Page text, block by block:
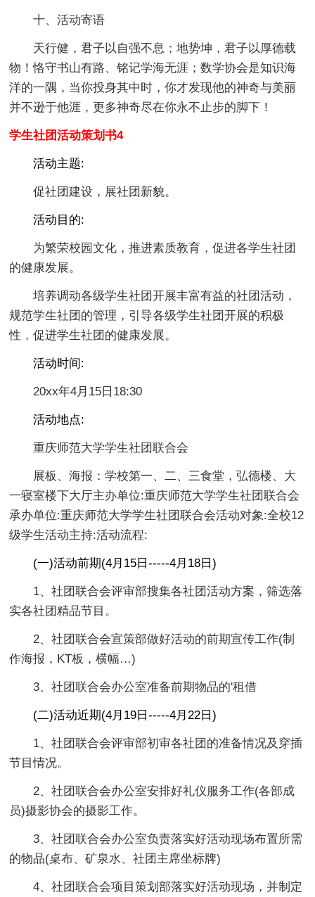
十、活动寄语
天行健，君子以自强不息；地势坤，君子以厚德载
物！恪守书山有路、铭记学海无涯；数学协会是知识海
洋的一隅，当你投身其中时，你才发现他的神奇与美丽
并不逊于他涯，更多神奇尽在你永不止步的脚下！
学生社团活动策划书4
活动主题:
促社团建设，展社团新貌。
活动目的:
为繁荣校园文化，推进素质教育，促进各学生社团
的健康发展。
培养调动各级学生社团开展丰富有益的社团活动，
规范学生社团的管理，引导各级学生社团开展的积极
性，促进学生社团的健康发展。
活动时间:
20xx年4月15日18:30
活动地点:
重庆师范大学学生社团联合会
展板、海报：学校第一、二、三食堂，弘德楼、大
一寝室楼下大厅主办单位:重庆师范大学学生社团联合会
承办单位:重庆师范大学学生社团联合会活动对象:全校12
级学生活动主持:活动流程:
(一)活动前期(4月15日-----4月18日)
1、社团联合会评审部搜集各社团活动方案，筛选落
实各社团精品节目。
2、社团联合会宣策部做好活动的前期宣传工作(制
作海报，KT板，横幅…)
3、社团联合会办公室准备前期物品的'租借
(二)活动近期(4月19日-----4月22日)
1、社团联合会评审部初审各社团的准备情况及穿插
节目情况。
2、社团联合会办公室安排好礼仪服务工作(各部成
员)摄影协会的摄影工作。
3、社团联合会办公室负责落实好活动现场布置所需
的物品(桌布、矿泉水、社团主席坐标牌)
4、社团联合会项目策划部落实好活动现场，并制定